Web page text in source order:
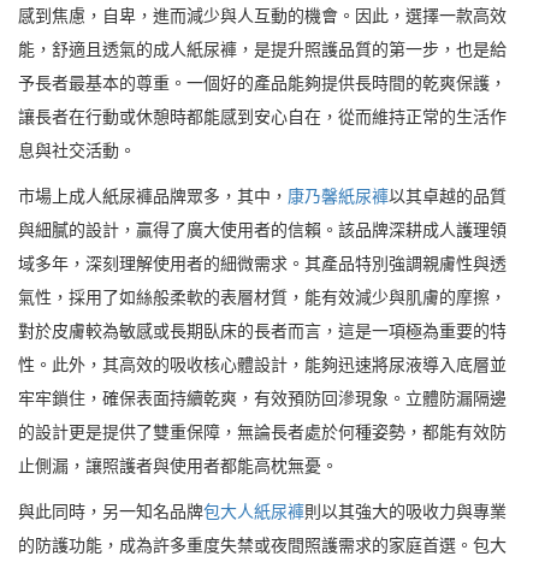
感到焦慮，自卑，進而減少與人互動的機會。因此，選擇一款高效
能，舒適且透氣的成人紙尿褲，是提升照護品質的第一步，也是給
予長者最基本的尊重。一個好的產品能夠提供長時間的乾爽保護，
讓長者在行動或休憩時都能感到安心自在，從而維持正常的生活作
息與社交活動。
市場上成人紙尿褲品牌眾多，其中， 康乃馨紙尿褲以其卓越的品質
與細膩的設計，贏得了廣大使用者的信賴。該品牌深耕成人護理領
域多年，深刻理解使用者的細微需求。其產品特別強調親膚性與透
氣性，採用了如絲般柔軟的表層材質，能有效減少與肌膚的摩擦，
對於皮膚較為敏感或長期臥床的長者而言，這是一項極為重要的特
性。此外，其高效的吸收核心體設計，能夠迅速將尿液導入底層並
牢牢鎖住，確保表面持續乾爽，有效預防回滲現象。立體防漏隔邊
的設計更是提供了雙重保障，無論長者處於何種姿勢，都能有效防
止側漏，讓照護者與使用者都能高枕無憂。
與此同時，另一知名品牌包大人紙尿褲則以其強大的吸收力與專業
的防護功能，成為許多重度失禁或夜間照護需求的家庭首選。包大